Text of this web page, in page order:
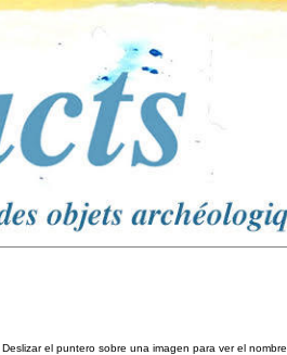
el puntero sobre una imagen para ver el